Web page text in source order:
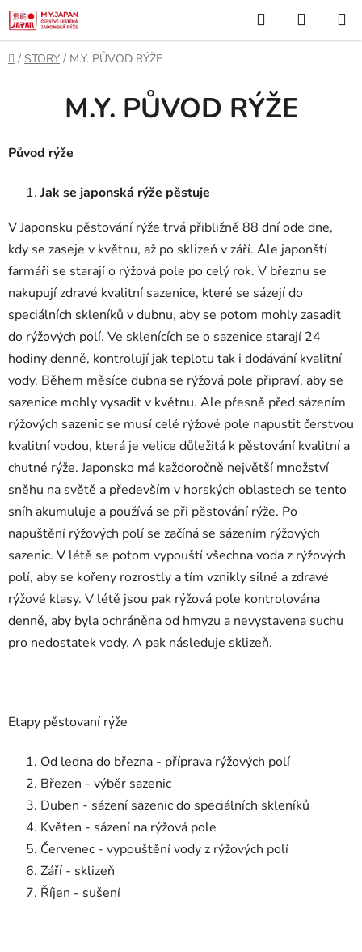
Přejít
na
obsah
Hledat
KOŠÍK
Domů
/ STORY / M.Y. PŮVOD RÝŽE
M.Y. PŮVOD RÝŽE
Původ rýže
Jak se japonská rýže pěstuje
V Japonsku pěstování rýže trvá přibližně 88 dní ode dne,
kdy se zaseje v květnu, až po sklizeň v září. Ale japonští
farmáři se starají o rýžová pole po celý rok. V březnu se
nakupují zdravé kvalitní sazenice, které se sázejí do
speciálních skleníků v dubnu, aby se potom mohly zasadit
do rýžových polí. Ve sklenících se o sazenice starají 24
hodiny denně, kontrolují jak teplotu tak i dodávání kvalitní
vody. Během měsíce dubna se rýžová pole připraví, aby se
sazenice mohly vysadit v květnu. Ale přesně před sázením
rýžových sazenic se musí celé rýžové pole napustit čerstvou
kvalitní vodou, která je velice důležitá k pěstování kvalitní a
chutné rýže. Japonsko má každoročně největší množství
sněhu na světě a především v horských oblastech se tento
sníh akumuluje a používá se při pěstování rýže. Po
napuštění rýžových polí se začíná se sázením rýžových
sazenic. V létě se potom vypouští všechna voda z rýžových
polí, aby se kořeny rozrostly a tím vznikly silné a zdravé
rýžové klasy. V létě jsou pak rýžová pole kontrolována
denně, aby byla ochráněna od hmyzu a nevystavena suchu
pro nedostatek vody. A pak následuje sklizeň.
Etapy pěstovaní rýže
Od ledna do března - příprava rýžových polí
Březen - výběr sazenic
Duben - sázení sazenic do speciálních skleníků
Květen - sázení na rýžová pole
Červenec - vypouštění vody z rýžových polí
Září - sklizeň
Říjen - sušení